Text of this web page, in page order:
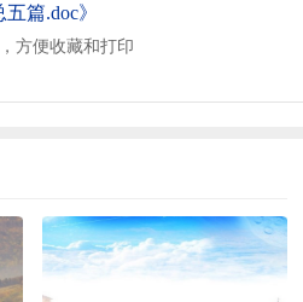
篇.doc》
方便收藏和打印